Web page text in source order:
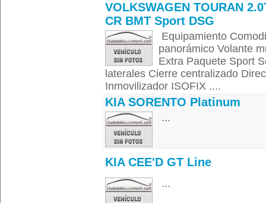
VOLKSWAGEN TOURAN
CR BMT Sport DSG
Equipamiento
panorámico Volante
Extra Paquete Sport
laterales Cierre centralizado
Inmovilizador ISOFIX ....
KIA SORENTO Platinum
...
KIA CEE'D GT Line
...